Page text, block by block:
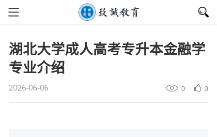
湖北大学成人高考专升本金融学
专业介绍
2026-06-06 0 0